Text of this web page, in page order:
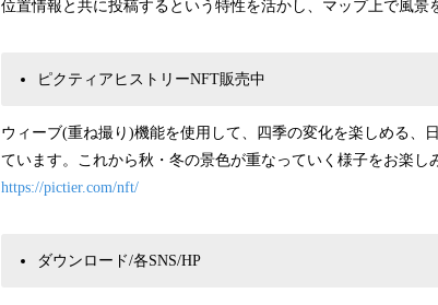
位置情報と共に投稿するという特性を活かし、マップ上で風景
ピクティアヒストリーNFT販売中
ウィーブ(重ね撮り)機能を使用して、四季の変化を楽しめる、
ています。これから秋・冬の景色が重なっていく様子をお楽し
https://pictier.com/nft/
ダウンロード/各SNS/HP